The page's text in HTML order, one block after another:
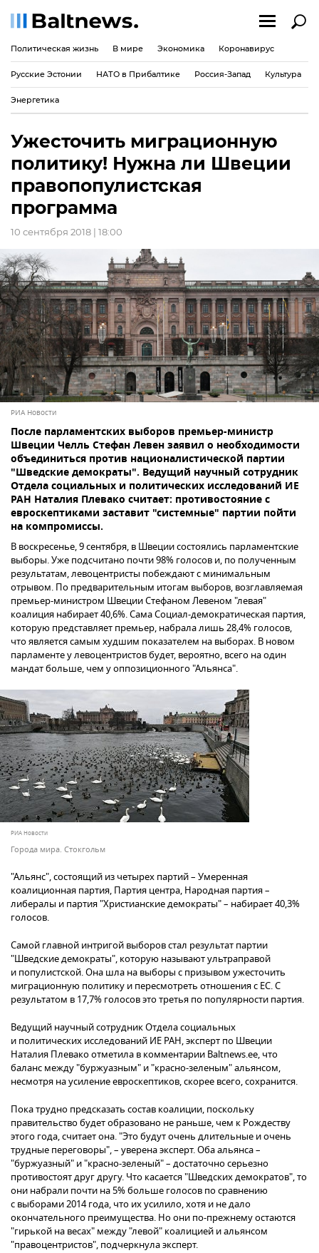
Политическая жизнь В мире Экономика Коронавирус
Русские Эстонии НАТО в Прибалтике Россия-Запад Культура
Энергетика
Ужесточить миграционную
политику! Нужна ли Швеции
правопопулистская
программа
10 сентября 2018 | 18:00
РИА Новости
После парламентских выборов премьер-министр
Швеции Челль Стефан Левен заявил о необходимости
объединиться против националистической партии
"Шведские демократы". Ведущий научный сотрудник
Отдела социальных и политических исследований ИЕ
РАН Наталия Плевако считает: противостояние с
евроскептиками заставит "системные" партии пойти
на компромиссы.
В воскресенье, 9 сентября, в Швеции состоялись парламентские
выборы. Уже подсчитано почти 98% голосов и, по полученным
результатам, левоцентристы побеждают с минимальным
отрывом. По предварительным итогам выборов, возглавляемая
премьер-министром Швеции Стефаном Левеном "левая"
коалиция набирает 40,6%. Сама Социал-демократическая партия,
которую представляет премьер, набрала лишь 28,4% голосов,
что является самым худшим показателем на выборах. В новом
парламенте у левоцентристов будет, вероятно, всего на один
мандат больше, чем у оппозиционного "Альянса".
РИА Новости
Города мира. Стокгольм
"Альянс", состоящий из четырех партий – Умеренная
коалиционная партия, Партия центра, Народная партия –
либералы и партия "Христианские демократы" – набирает 40,3%
голосов.
Самой главной интригой выборов стал результат партии
"Шведские демократы", которую называют ультраправой
и популистской. Она шла на выборы с призывом ужесточить
миграционную политику и пересмотреть отношения с ЕС. С
результатом в 17,7% голосов это третья по популярности партия.
Ведущий научный сотрудник Отдела социальных
и политических исследований ИЕ РАН, эксперт по Швеции
Наталия Плевако отметила в комментарии Baltnews.ee, что
баланс между "буржуазным" и "красно-зеленым" альянсом,
несмотря на усиление евроскептиков, скорее всего, сохранится.
Пока трудно предсказать состав коалиции, поскольку
правительство будет образовано не раньше, чем к Рождеству
этого года, считает она. "Это будут очень длительные и очень
трудные переговоры", – уверена эксперт. Оба альянса –
"буржуазный" и "красно-зеленый" – достаточно серьезно
противостоят друг другу. Что касается "Шведских демократов", то
они набрали почти на 5% больше голосов по сравнению
с выборами 2014 года, что их усилило, хотя и не дало
окончательного преимущества. Но они по-прежнему остаются
"гирькой на весах" между "левой" коалицией и альянсом
"правоцентристов", подчеркнула эксперт.